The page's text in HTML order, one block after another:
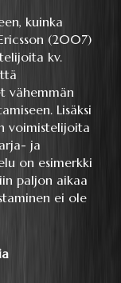
kuinka
(2007)
kv.
vähemmän
Lisäksi
voimistelijoita
ja
on esimerkki
paljon aikaa
ei ole